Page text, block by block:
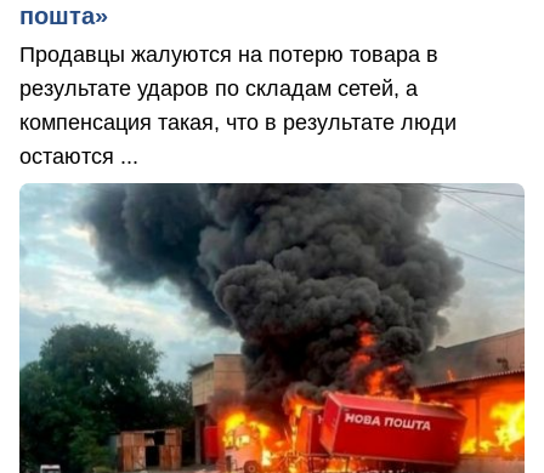
пошта»
Продавцы жалуются на потерю товара в
результате ударов по складам сетей, а
компенсация такая, что в результате люди
остаются ...